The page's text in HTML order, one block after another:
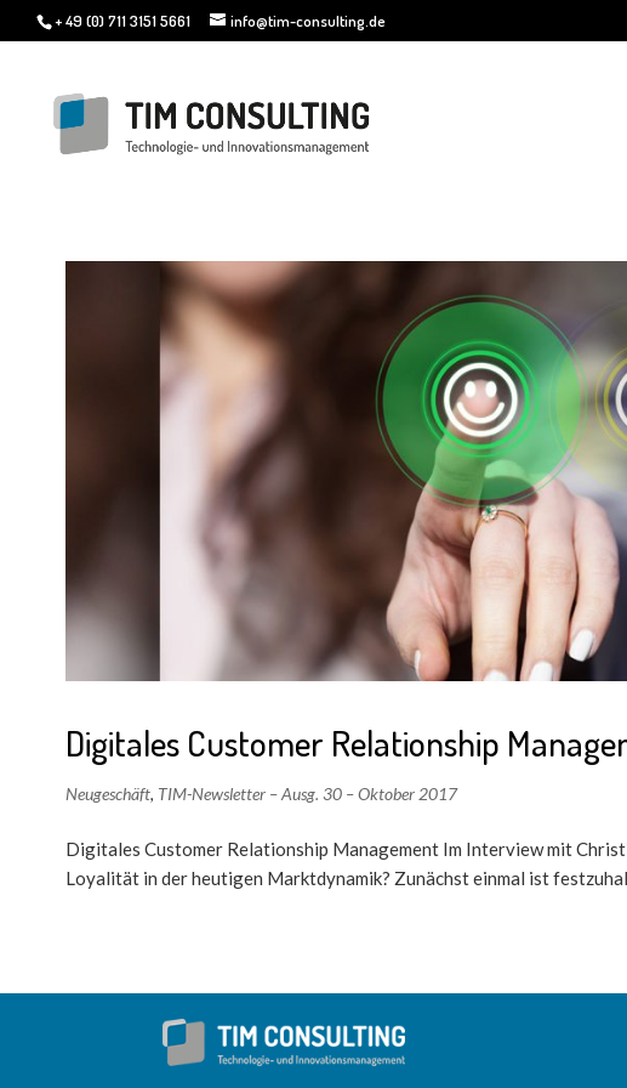
+ 49 (0) 711 3151 5661 info@tim-consulting.de
Digitales Customer Relationship
Neugeschäft, TIM-Newsletter – Ausg. 30 – Oktober 2017
Digitales Customer Relationship Management Im Interview mit
Loyalität in der heutigen Marktdynamik? Zunächst einmal ist